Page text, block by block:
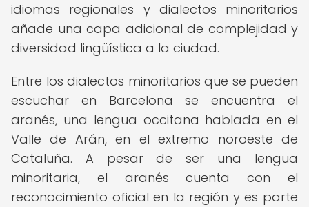
idiomas regionales y dialectos minoritarios
añade una capa adicional de complejidad y
diversidad lingüística a la ciudad.
Entre los dialectos minoritarios que se pueden
escuchar en Barcelona se encuentra el
aranés, una lengua occitana hablada en el
Valle de Arán, en el extremo noroeste de
Cataluña. A pesar de ser una lengua
minoritaria, el aranés cuenta con el
reconocimiento oficial en la región y es parte